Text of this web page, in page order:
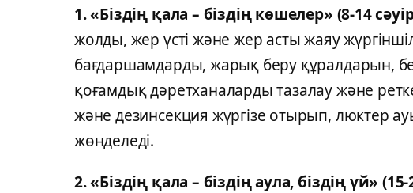
1. «Біздің қала – біздің көшелер» (8-14
жолды, жер үсті және жер асты жаяу
бағдаршамдарды, жарық беру құралдарын,
қоғамдық дәретханаларды тазалау және
және дезинсекция жүргізе отырып, люктер
жөнделеді.
2. «Біздің қала – біздің аула, біздің үй» (15-